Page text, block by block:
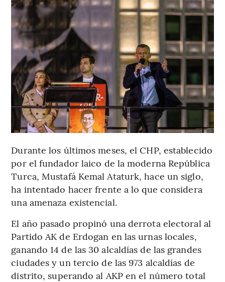
Durante los últimos meses, el CHP, establecido
por el fundador laico de la moderna República
Turca, Mustafá Kemal Ataturk, hace un siglo,
ha intentado hacer frente a lo que considera
una amenaza existencial.
El año pasado propinó una derrota electoral al
Partido AK de Erdogan en las urnas locales,
ganando 14 de las 30 alcaldías de las grandes
ciudades y un tercio de las 973 alcaldías de
distrito, superando al AKP en el número total